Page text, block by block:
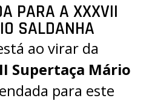
PARA A XXXVII
SALDANHA
ao virar da
Supertaça Mário
para este